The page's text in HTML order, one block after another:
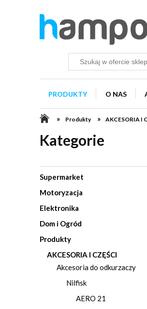
PRODUKTY O NAS
» Produkty » AKCESORIA I
Kategorie
Supermarket
Motoryzacja
Elektronika
Dom i Ogród
Produkty
AKCESORIA I CZĘŚCI
Akcesoria do odkurzaczy
Nilfisk
AERO 21